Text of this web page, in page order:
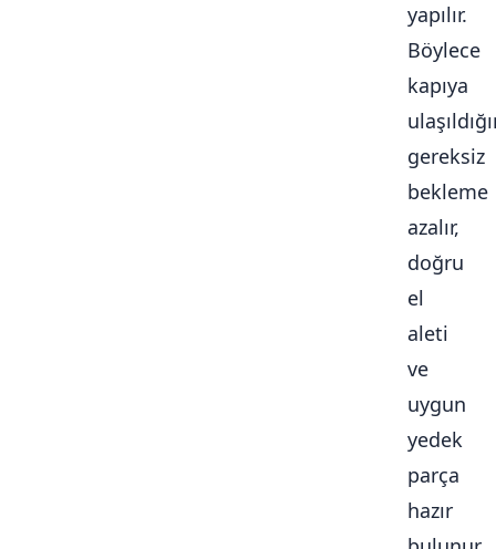
yapılır.
Böylece
kapıya
gereksiz
bekleme
azalır,
doğru
el
aleti
ve
uygun
yedek
parça
hazır